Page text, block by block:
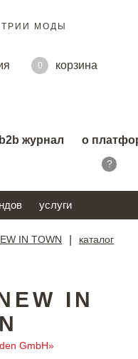
МОДЫ
0
корзина
b2b журнал о
?
услуги
IN TOWN каталог
IN
GmbH»